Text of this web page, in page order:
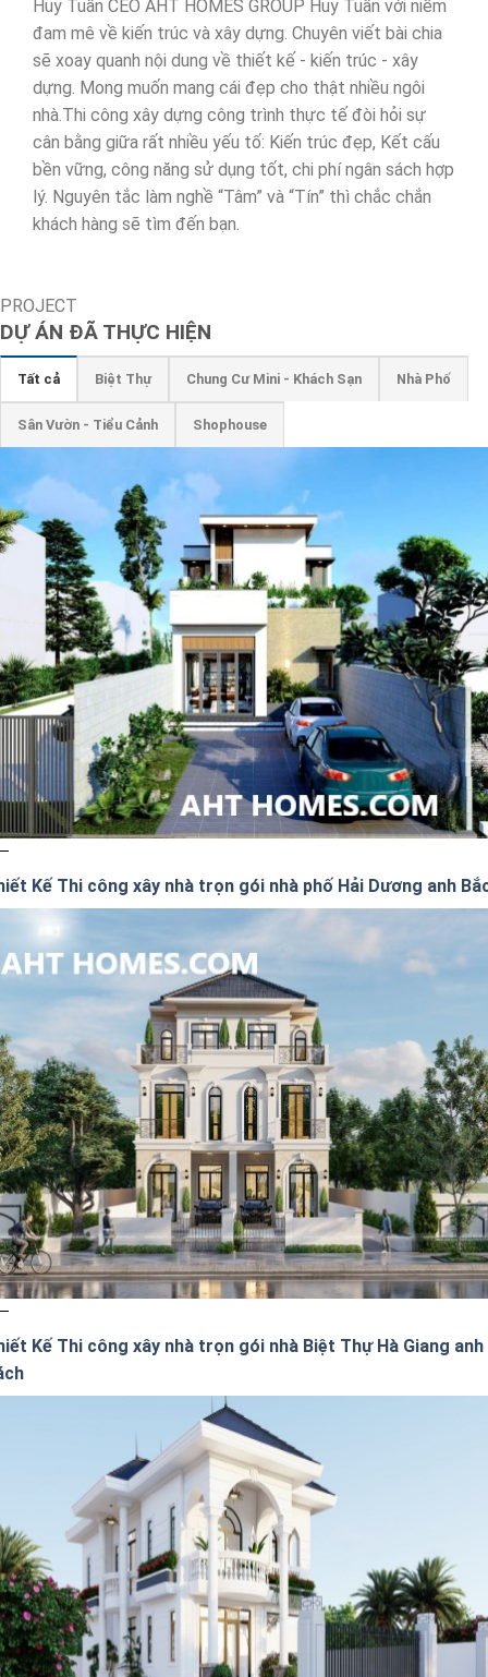
Huy Tuấn CEO AHT HOMES GROUP Huy Tuấn với niềm
đam mê về kiến trúc và xây dựng. Chuyên viết bài chia
sẽ xoay quanh nội dung về thiết kế - kiến trúc - xây
dựng. Mong muốn mang cái đẹp cho thật nhiều ngôi
nhà.Thi công xây dựng công trình thực tế đòi hỏi sự
cân bằng giữa rất nhiều yếu tố: Kiến trúc đẹp, Kết cấu
bền vững, công năng sử dụng tốt, chi phí ngân sách hợp
lý. Nguyên tắc làm nghề “Tâm” và “Tín” thì chắc chắn
khách hàng sẽ tìm đến bạn.
PROJECT
DỰ ÁN ĐÃ THỰC HIỆN
Tất cả Biệt Thự Chung Cư Mini - Khách Sạn Nhà Phố
Sân Vườn - Tiểu Cảnh Shophouse
Kế Thi công xây nhà trọn gói nhà phố Hải Dương anh
Kế Thi công xây nhà trọn gói nhà Biệt Thự Hà Giang anh